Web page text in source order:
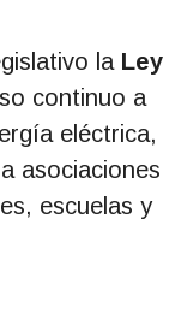
la Ley
continuo a
eléctrica,
asociaciones
escuelas y